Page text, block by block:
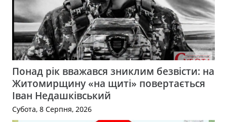
Понад рік вважався зниклим безвісти: на
Житомирщину «на щиті» повертається
Іван Недашківський
Субота, 8 Серпня, 2026